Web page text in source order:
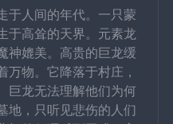
于人间的年代。一只蒙
于高耸的天界。元素龙
神媲美。高贵的巨龙缓
物。它降落于村庄，
巨龙无法理解他们为何
地，只听见悲伤的人们